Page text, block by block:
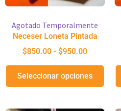
Agotado Temporalmente
Neceser Loneta Pintada
$850.00 - $950.00
Seleccionar opciones